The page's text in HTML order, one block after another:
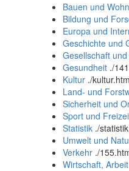
Bauen und
Bildung und
Europa und
Geschichte und
Gesellschaft
Gesundheit ./
Kultur ./kultur.htm
Land- und
Sicherheit und
Sport und
Statistik ./
Umwelt und
Verkehr ./
Wirtschaft,